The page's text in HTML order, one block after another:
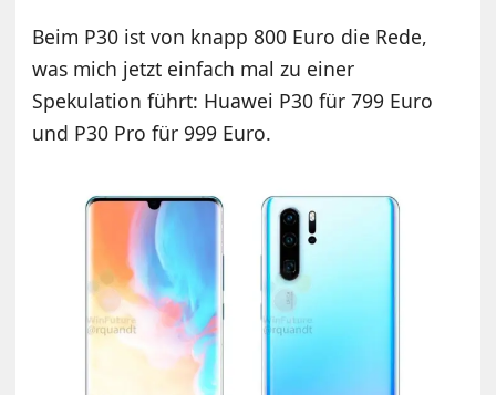
Beim P30 ist von knapp 800 Euro die Rede,
was mich jetzt einfach mal zu einer
Spekulation führt: Huawei P30 für 799 Euro
und P30 Pro für 999 Euro.